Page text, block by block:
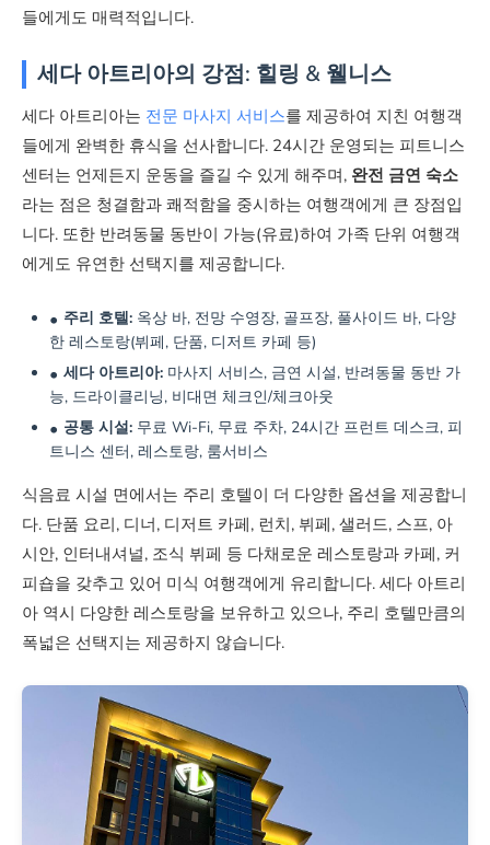
들에게도 매력적입니다.
세다 아트리아의 강점: 힐링 & 웰니스
세다 아트리아는 전문 마사지 서비스를 제공하여 지친 여행객
들에게 완벽한 휴식을 선사합니다. 24시간 운영되는 피트니스
센터는 언제든지 운동을 즐길 수 있게 해주며, 완전 금연 숙소
라는 점은 청결함과 쾌적함을 중시하는 여행객에게 큰 장점입
니다. 또한 반려동물 동반이 가능(유료)하여 가족 단위 여행객
에게도 유연한 선택지를 제공합니다.
주리 호텔: 옥상 바, 전망 수영장, 골프장, 풀사이드 바, 다양
한 레스토랑(뷔페, 단품, 디저트 카페 등)
세다 아트리아: 마사지 서비스, 금연 시설, 반려동물 동반 가
능, 드라이클리닝, 비대면 체크인/체크아웃
공통 시설: 무료 Wi-Fi, 무료 주차, 24시간 프런트 데스크, 피
트니스 센터, 레스토랑, 룸서비스
식음료 시설 면에서는 주리 호텔이 더 다양한 옵션을 제공합니
다. 단품 요리, 디너, 디저트 카페, 런치, 뷔페, 샐러드, 스프, 아
시안, 인터내셔널, 조식 뷔페 등 다채로운 레스토랑과 카페, 커
피숍을 갖추고 있어 미식 여행객에게 유리합니다. 세다 아트리
아 역시 다양한 레스토랑을 보유하고 있으나, 주리 호텔만큼의
폭넓은 선택지는 제공하지 않습니다.